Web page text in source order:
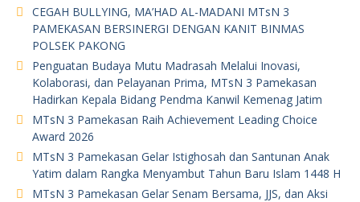
CEGAH BULLYING, MA’HAD AL-MADANI MTsN 3
PAMEKASAN BERSINERGI DENGAN KANIT BINMAS
POLSEK PAKONG
Penguatan Budaya Mutu Madrasah Melalui Inovasi,
Kolaborasi, dan Pelayanan Prima, MTsN 3 Pamekasan
Hadirkan Kepala Bidang Pendma Kanwil Kemenag Jatim
MTsN 3 Pamekasan Raih Achievement Leading Choice
Award 2026
MTsN 3 Pamekasan Gelar Istighosah dan Santunan Anak
Yatim dalam Rangka Menyambut Tahun Baru Islam 1448 H
MTsN 3 Pamekasan Gelar Senam Bersama, JJS, dan Aksi